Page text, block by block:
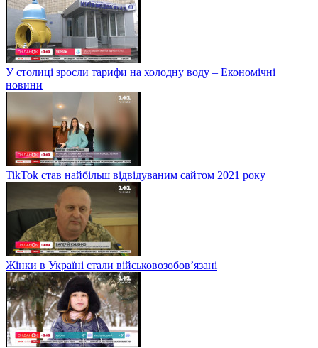
У столиці зросли тарифи на холодну воду – Економічні
новини
TikTok став найбільш відвідуваним сайтом 2021 року
Жінки в Україні стали військовозобов’язані